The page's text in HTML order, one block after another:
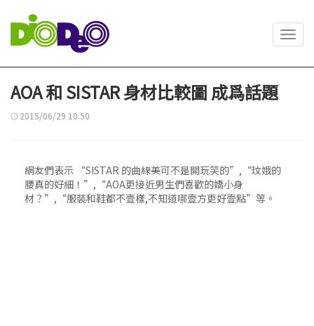
AOA 和 SISTAR 身材比較圖 成爲話題
2015/06/29 10:50
網友們表示 “SISTAR 的曲線美可不是開玩笑的”,“玟娥的
腰真的好細！”,“AOA更接近男生們喜歡的嬌小身
材？”,“服裝和鞋都不壹樣,不知道哪壹方更好壹點”等。